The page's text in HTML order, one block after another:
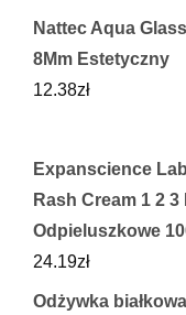
Nattec Aqua
8Mm Estetyczny
12.38zł
Expanscience
Rash Cream 1 2
Odpieluszkowe
24.19zł
Odżywka